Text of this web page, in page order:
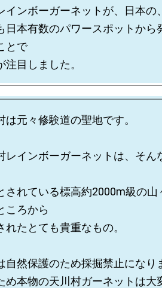
インボーガーネットが、日本の
日本有数のパワースポットから
とで
は元々修験道の聖地です。
レインボーガーネットは、そん
されている標高約2000m級の山
ころから
れたとても貴重なもの。
自然保護のため採掘禁止になり
め本物の天川村ガーネットは大